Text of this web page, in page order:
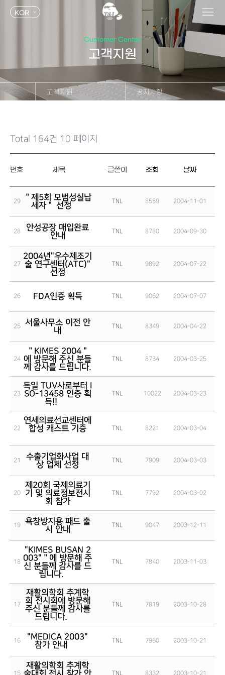
KOR
Customer Center
고객지원
고객지원
채용안내
고객지원
지속가능경영
공지사항
Total 164건 10 페이지
번호 제목 글쓴이 조회 날짜
29
＂제5회 모범성실납
세자＂ 선정
TNL 8559 2004-11-01
28
안성공장 매입완료
안내
TNL 8780 2004-09-30
27
2004년"우수제조기
술 연구센터(ATC)"
선정
TNL 9892 2004-07-22
26 FDA인증 획득 TNL 9062 2004-07-07
25
서울사무소 이전 안
내
TNL 8349 2004-04-22
24
＂KIMES 2004＂
에 방문해 주신 분들
께 감사를 드립니다.
TNL 8734 2004-03-25
23
독일 TUV사로부터 I
SO-13458 인증 획
득!!
TNL 10022 2004-03-23
22
연세의료선교센터에
합성 캐스트 기증
TNL 8221 2004-03-04
21
수출기업화사업 대
상 업체 선정
TNL 7909 2004-03-03
20
제20회 국제의료기
기 및 의료정보전시
회 참가
TNL 7792 2004-03-02
19
욕창방지용 패드 출
시 안내
TNL 9047 2003-12-11
18
"KIMES BUSAN 2
003"＂에 방문해 주
신 분들께 감사를 드
립니다.
TNL 7840 2003-11-03
17
재활의학회 추계학
회 전시회에 방문해
주신 분들께 감사를
드립니다.
TNL 7819 2003-10-28
16
"MEDICA 2003"
참가 안내
TNL 7960 2003-10-21
15
재활의학회 추계학
TNL 8332 2003-10-21